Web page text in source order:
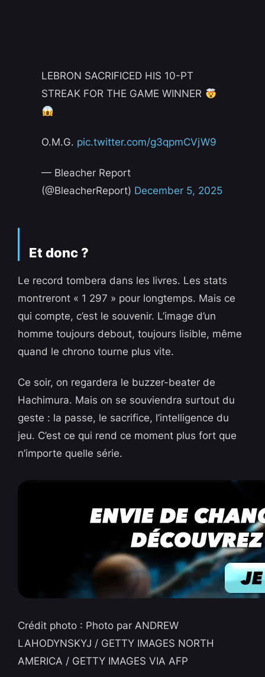
LEBRON SACRIFICED HIS 10-PT
STREAK FOR THE GAME WINNER
O.M.G. pic.twitter.com/g3qpmCVjW9
— Bleacher Report
(@BleacherReport) December 5, 2025
Et donc ?
Le record tombera dans les livres. Les stats
montreront « 1 297 » pour longtemps. Mais ce
qui compte, c’est le souvenir. L’image d’un
homme toujours debout, toujours lisible, même
quand le chrono tourne plus vite.
Ce soir, on regardera le buzzer-beater de
Hachimura. Mais on se souviendra surtout du
geste : la passe, le sacrifice, l’intelligence du
jeu. C’est ce qui rend ce moment plus fort que
n’importe quelle série.
Crédit photo : Photo par ANDREW
LAHODYNSKYJ / GETTY IMAGES NORTH
AMERICA / GETTY IMAGES VIA AFP